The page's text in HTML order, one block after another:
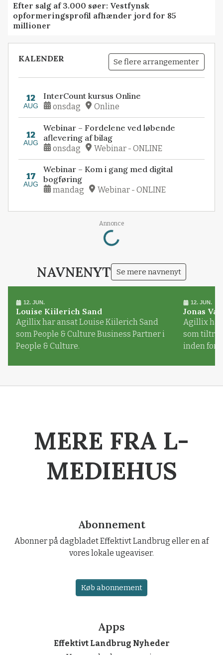
Efter salg af 3.000 søer: Vestfynsk
opformeringsprofil afhænder jord for 85
millioner
KALENDER Se flere arrangementer
12
AUG
InterCount kursus Online
onsdag Online
12
AUG
Webinar – Fordelene ved løbende
aflevering af bilag
onsdag Webinar - ONLINE
17
AUG
Webinar – Kom i gang med digital
bogføring
mandag Webinar - ONLINE
Annonce
Loading...
NAVNENYT Se mere navnenyt
12. JUN.
Louise Kiilerich Sand
Agillix har ansat Louise Kiilerich Sand
som People & Culture Business Partner i
People & Culture.
12. JUN.
Jonas
Agillix har
som
inden for
MERE FRA L-
MEDIEHUS
Abonnement
Abonner på dagbladet Effektivt Landbrug eller en af
vores lokale ugeaviser.
Køb abonnement
Apps
Effektivt Landbrug Nyheder